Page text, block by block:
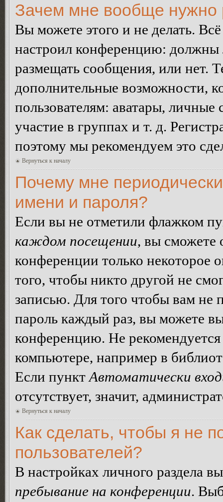
Зачем мне вообще нужно
Вы можете этого и не делать.
настроил конференцию: должны
размещать сообщения, или нет.
дополнительные возможности,
пользователям: аватары,
участие в группах и т. д.
поэтому мы рекомендуем это
Вернуться к началу
Почему мне
имени и пароля?
Если вы не отметили флажком
каждом посещении, вы сможете
конференции только некоторое
того, чтобы никто другой не
записью. Для того чтобы вам не
пароль каждый раз, вы можете
конференцию. Не
компьютере, например в
Если пункт Автоматически
отсутствует, значит,
Вернуться к началу
Как сделать, чтобы я не
пользователей?
В настройках личного раздела
пребывание на конференции.